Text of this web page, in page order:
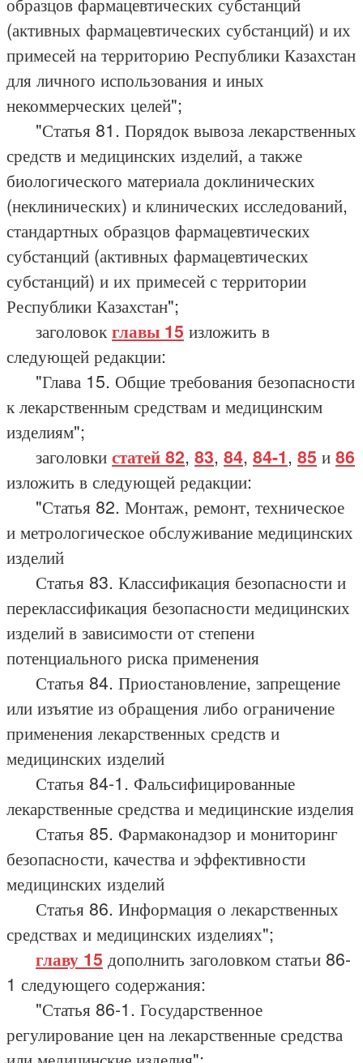
(активных фармацевтических субстанций) и их
примесей на территорию Республики Казахстан
для личного использования и иных
некоммерческих целей";
"Статья 81. Порядок вывоза лекарственных
средств и медицинских изделий, а также
биологического материала доклинических
(неклинических) и клинических исследований,
стандартных образцов фармацевтических
субстанций (активных фармацевтических
субстанций) и их примесей с территории
Республики Казахстан";
заголовок главы 15 изложить в
следующей редакции:
"Глава 15. Общие требования безопасности
к лекарственным средствам и медицинским
изделиям";
заголовки статей 82, 83, 84, 84-1, 85 и 86
изложить в следующей редакции:
"Статья 82. Монтаж, ремонт, техническое
и метрологическое обслуживание медицинских
изделий
Статья 83. Классификация безопасности и
переклассификация безопасности медицинских
изделий в зависимости от степени
потенциального риска применения
Статья 84. Приостановление, запрещение
или изъятие из обращения либо ограничение
применения лекарственных средств и
медицинских изделий
Статья 84-1. Фальсифицированные
лекарственные средства и медицинские изделия
Статья 85. Фармаконадзор и мониторинг
безопасности, качества и эффективности
медицинских изделий
Статья 86. Информация о лекарственных
средствах и медицинских изделиях";
главу 15 дополнить заголовком статьи 86-
1 следующего содержания:
"Статья 86-1. Государственное
регулирование цен на лекарственные средства